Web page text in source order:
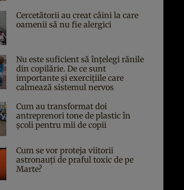
Cercetătorii au creat câini la care
oamenii să nu fie alergici
Nu este suficient să înțelegi rănile
din copilărie. De ce sunt
importante și exercițiile care
calmează sistemul nervos
Cum au transformat doi
antreprenori tone de plastic în
școli pentru mii de copii
Cum se vor proteja viitorii
astronauți de praful toxic de pe
Marte?